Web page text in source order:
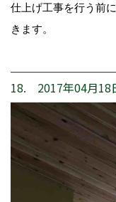
仕上げ工事を行う前
きます。
18. 2017年04月18